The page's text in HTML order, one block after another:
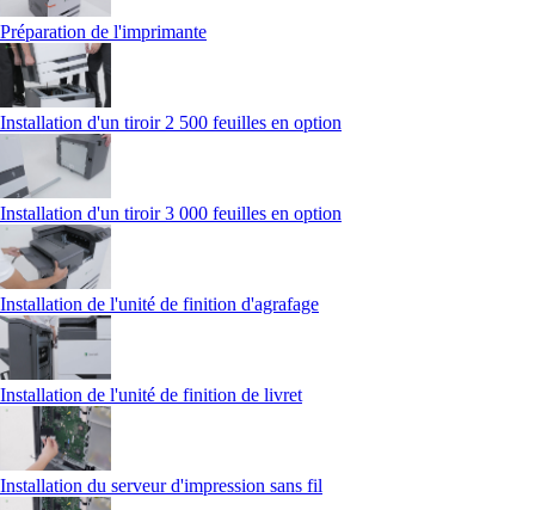
Préparation de l'imprimante
Installation d'un tiroir 2 500 feuilles en option
Installation d'un tiroir 3 000 feuilles en option
Installation de l'unité de finition d'agrafage
Installation de l'unité de finition de livret
Installation du serveur d'impression sans fil